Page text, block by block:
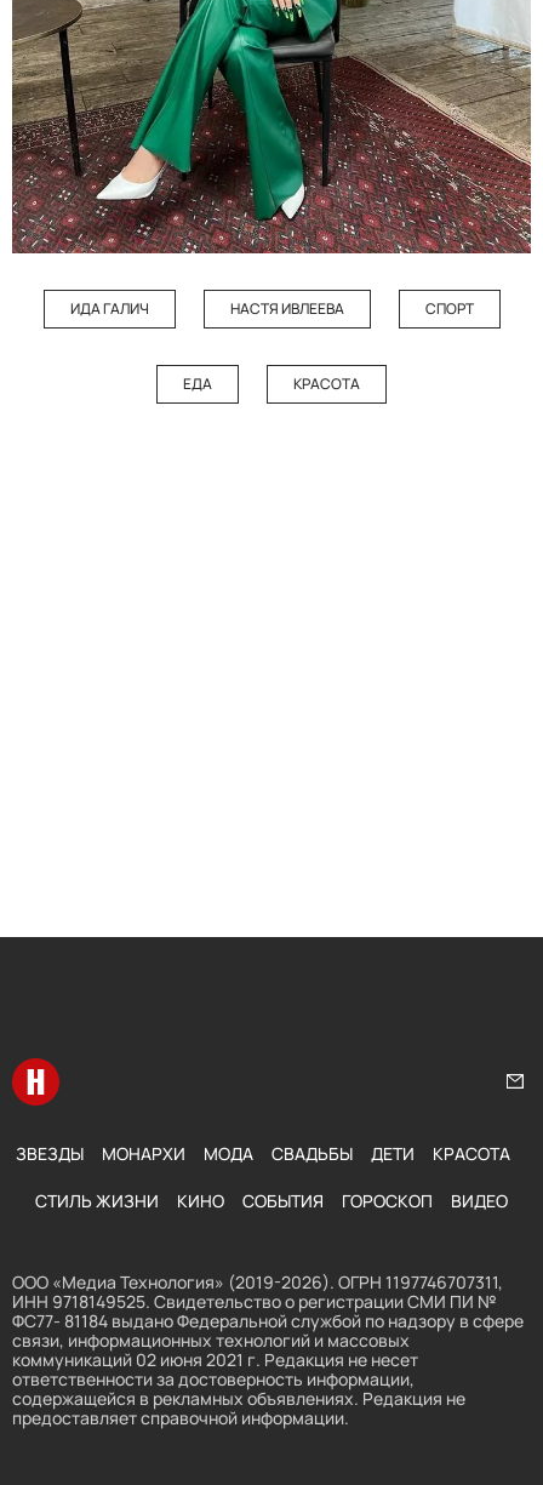
ИДА ГАЛИЧ НАСТЯ ИВЛЕЕВА СПОРТ
ЕДА КРАСОТА
Перейти на главную
ЗВЕЗДЫ МОНАРХИ МОДА СВАДЬБЫ ДЕТИ КРАСОТА
СТИЛЬ ЖИЗНИ КИНО СОБЫТИЯ ГОРОСКОП ВИДЕО
ООО «Медиа Технология» (2019-2026). ОГРН 1197746707311,
ИНН 9718149525. Свидетельство о регистрации СМИ ПИ №
ФС77- 81184 выдано Федеральной службой по надзору в сфере
связи, информационных технологий и массовых
коммуникаций 02 июня 2021 г. Редакция не несет
ответственности за достоверность информации,
содержащейся в рекламных объявлениях. Редакция не
предоставляет справочной информации.